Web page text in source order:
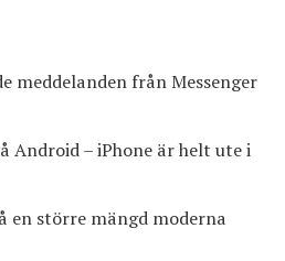
meddelanden från Messenger
Android – iPhone är helt ute i
en större mängd moderna